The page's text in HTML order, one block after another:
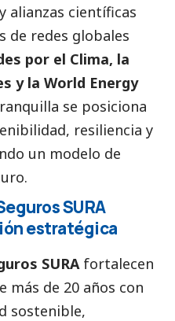
alianzas científicas
de redes globales
por el Clima, la
y la World Energy
se posiciona
resiliencia y
un modelo de
SURA
estratégica
SURA fortalecen
más de 20 años con
sostenible,